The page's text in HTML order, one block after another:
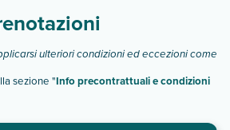
ulteriori condizioni ed eccezioni come
sezione "Info precontrattuali e condizioni